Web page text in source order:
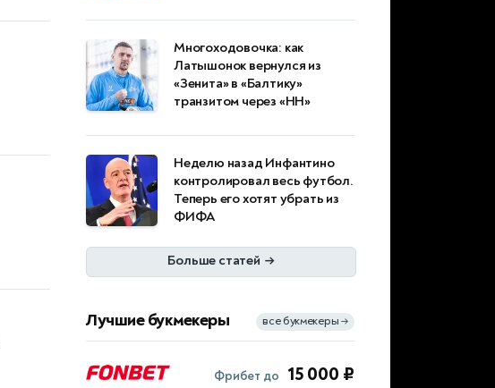
Многоходовочка: как
Латышонок вернулся из
«Зенита» в «Балтику»
транзитом через «НН»
Неделю назад Инфантино
контролировал весь футбол.
Теперь его хотят убрать из
ФИФА
Больше статей →
Лучшие букмекеры все букмекеры →
Фрибет до 15 000 ₽